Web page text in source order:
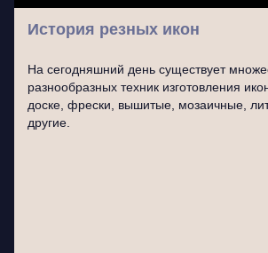
История резных икон
На сегодняшний день существует
разнообразных техник изготовления
доске, фрески, вышитые, мозаичные,
другие.